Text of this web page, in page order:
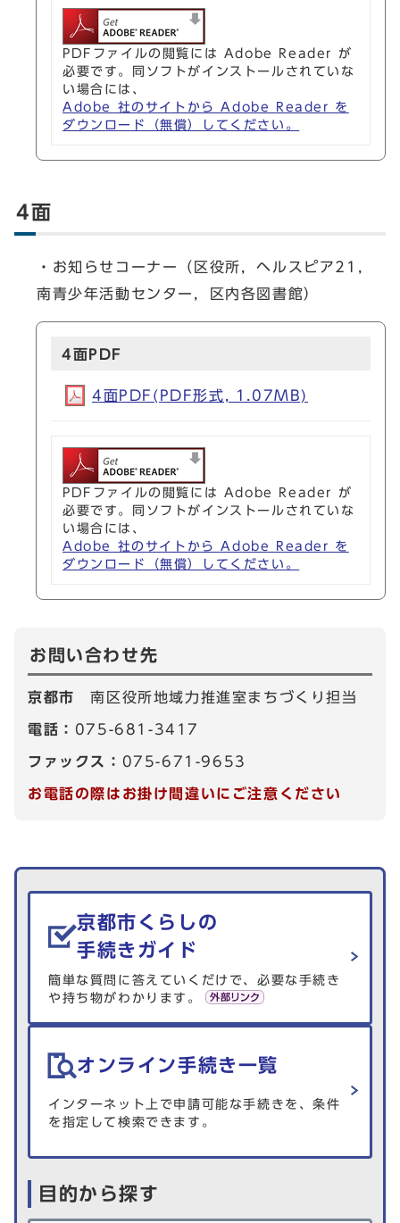
PDFファイルの閲覧には Adobe Reader が
必要です。同ソフトがインストールされていな
い場合には、
Adobe 社のサイトから Adobe Reader を
ダウンロード（無償）してください。
4面
・お知らせコーナー（区役所，ヘルスピア21，
南青少年活動センター，区内各図書館）
4面PDF
4面PDF(PDF形式, 1.07MB)
PDFファイルの閲覧には Adobe Reader が
必要です。同ソフトがインストールされていな
い場合には、
Adobe 社のサイトから Adobe Reader を
ダウンロード（無償）してください。
お問い合わせ先
京都市南区役所地域力推進室まちづくり担当
電話： 075-681-3417
ファックス： 075-671-9653
お電話の際はお掛け間違いにご注意ください
生活情報を探す
京都市くらしの
手続きガイド
簡単な質問に答えていくだけで、必要な手続き
や持ち物がわかります。
オンライン手続き一覧
インターネット上で申請可能な手続きを、条件
を指定して検索できます。
目的から探す